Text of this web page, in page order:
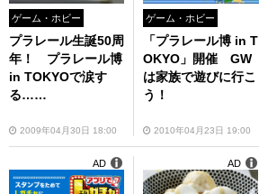
ゲーム・ホビー
プラレール生誕50周
年！ プラレール博
in TOKYOで涙す
る……
2009年04月30日 18:00
ゲーム・ホビー
「プラレール博 in T
OKYO」開催 GW
は家族で遊びに行こ
う！
2010年04月23日 19:00
AD AD